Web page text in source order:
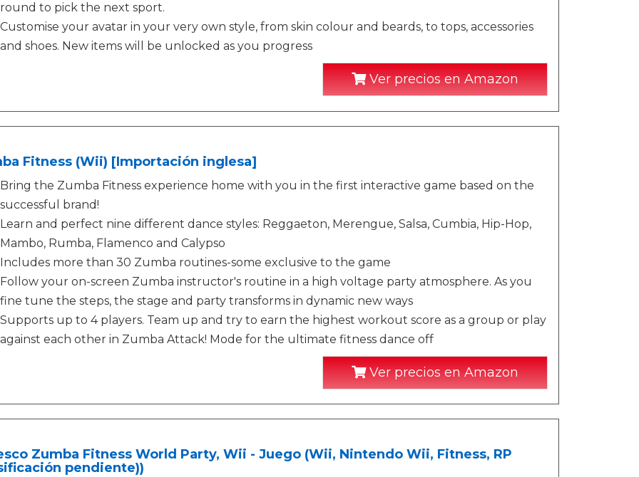
round to pick the next sport.
Customise your avatar in your very own style, from skin colour and beards, to tops, accessories
and shoes. New items will be unlocked as you progress
Ver precios en Amazon
Fitness (Wii) [Importación inglesa]
Bring the Zumba Fitness experience home with you in the first interactive game based on the
successful brand!
Learn and perfect nine different dance styles: Reggaeton, Merengue, Salsa, Cumbia, Hip-Hop,
Mambo, Rumba, Flamenco and Calypso
Includes more than 30 Zumba routines-some exclusive to the game
Follow your on-screen Zumba instructor's routine in a high voltage party atmosphere. As you
fine tune the steps, the stage and party transforms in dynamic new ways
Supports up to 4 players. Team up and try to earn the highest workout score as a group or play
against each other in Zumba Attack! Mode for the ultimate fitness dance off
Ver precios en Amazon
Zumba Fitness World Party, Wii - Juego (Wii, Nintendo Wii, Fitness, RP
pendiente))